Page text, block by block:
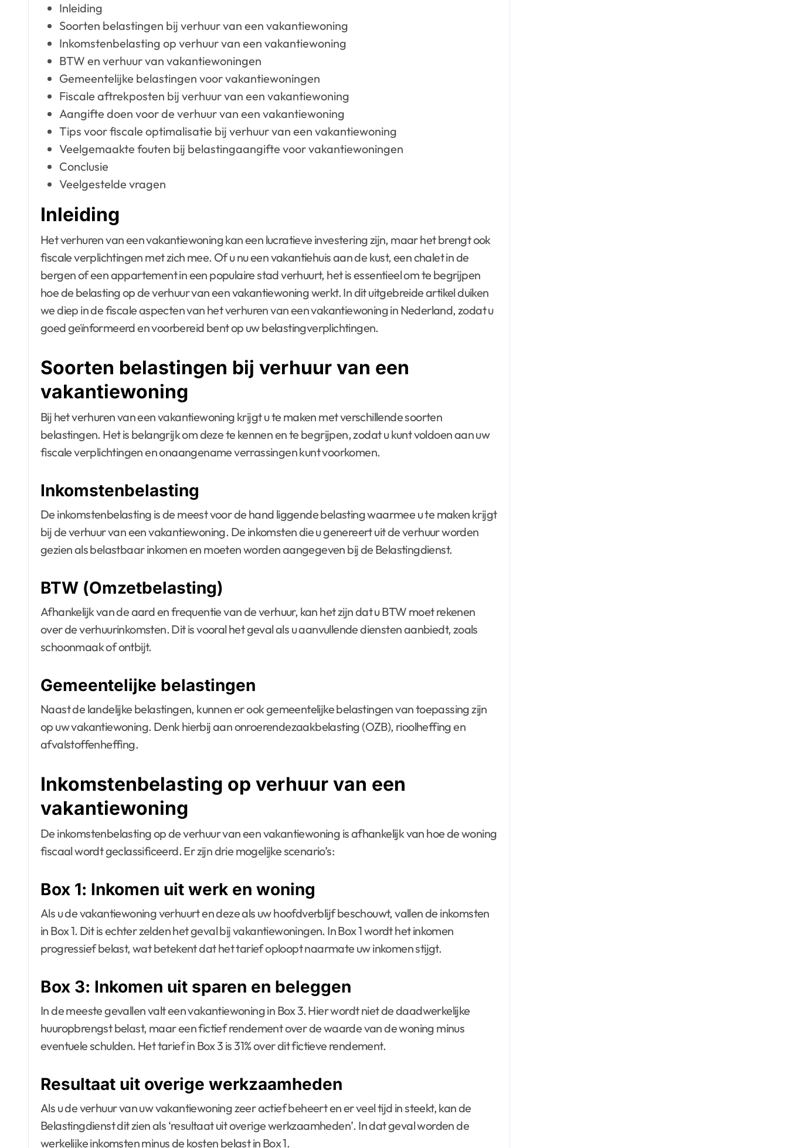
Inleiding
Soorten belastingen bij verhuur van een vakantiewoning
Inkomstenbelasting op verhuur van een vakantiewoning
BTW en verhuur van vakantiewoningen
Gemeentelijke belastingen voor vakantiewoningen
Fiscale aftrekposten bij verhuur van een vakantiewoning
Aangifte doen voor de verhuur van een vakantiewoning
Tips voor fiscale optimalisatie bij verhuur van een vakantiewoning
Veelgemaakte fouten bij belastingaangifte voor vakantiewoningen
Conclusie
Veelgestelde vragen
Inleiding
Het verhuren van een vakantiewoning kan een lucratieve investering zijn, maar het brengt ook
fiscale verplichtingen met zich mee. Of u nu een vakantiehuis aan de kust, een chalet in de
bergen of een appartement in een populaire stad verhuurt, het is essentieel om te begrijpen
hoe de belasting op de verhuur van een vakantiewoning werkt. In dit uitgebreide artikel duiken
we diep in de fiscale aspecten van het verhuren van een vakantiewoning in Nederland, zodat u
goed geïnformeerd en voorbereid bent op uw belastingverplichtingen.
Soorten belastingen bij verhuur van een
vakantiewoning
Bij het verhuren van een vakantiewoning krijgt u te maken met verschillende soorten
belastingen. Het is belangrijk om deze te kennen en te begrijpen, zodat u kunt voldoen aan uw
fiscale verplichtingen en onaangename verrassingen kunt voorkomen.
Inkomstenbelasting
De inkomstenbelasting is de meest voor de hand liggende belasting waarmee u te maken krijgt
bij de verhuur van een vakantiewoning. De inkomsten die u genereert uit de verhuur worden
gezien als belastbaar inkomen en moeten worden aangegeven bij de Belastingdienst.
BTW (Omzetbelasting)
Afhankelijk van de aard en frequentie van de verhuur, kan het zijn dat u BTW moet rekenen
over de verhuurinkomsten. Dit is vooral het geval als u aanvullende diensten aanbiedt, zoals
schoonmaak of ontbijt.
Gemeentelijke belastingen
Naast de landelijke belastingen, kunnen er ook gemeentelijke belastingen van toepassing zijn
op uw vakantiewoning. Denk hierbij aan onroerendezaakbelasting (OZB), rioolheffing en
afvalstoffenheffing.
Inkomstenbelasting op verhuur van een
vakantiewoning
De inkomstenbelasting op de verhuur van een vakantiewoning is afhankelijk van hoe de woning
fiscaal wordt geclassificeerd. Er zijn drie mogelijke scenario’s:
Box 1: Inkomen uit werk en woning
Als u de vakantiewoning verhuurt en deze als uw hoofdverblijf beschouwt, vallen de inkomsten
in Box 1. Dit is echter zelden het geval bij vakantiewoningen. In Box 1 wordt het inkomen
progressief belast, wat betekent dat het tarief oploopt naarmate uw inkomen stijgt.
Box 3: Inkomen uit sparen en beleggen
In de meeste gevallen valt een vakantiewoning in Box 3. Hier wordt niet de daadwerkelijke
huuropbrengst belast, maar een fictief rendement over de waarde van de woning minus
eventuele schulden. Het tarief in Box 3 is 31% over dit fictieve rendement.
Resultaat uit overige werkzaamheden
Als u de verhuur van uw vakantiewoning zeer actief beheert en er veel tijd in steekt, kan de
Belastingdienst dit zien als ‘resultaat uit overige werkzaamheden’. In dat geval worden de
werkelijke inkomsten minus de kosten belast in Box 1.